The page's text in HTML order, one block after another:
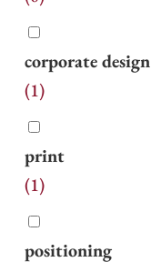
corporate design
(1)
print
(1)
positioning